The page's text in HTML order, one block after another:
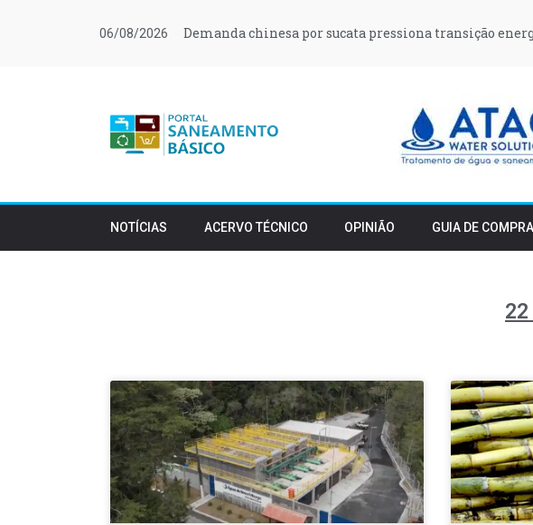
06/08/2026 Demanda chinesa por sucata pressiona transição
NOTÍCIAS ACERVO TÉCNICO OPINIÃO GUIA DE